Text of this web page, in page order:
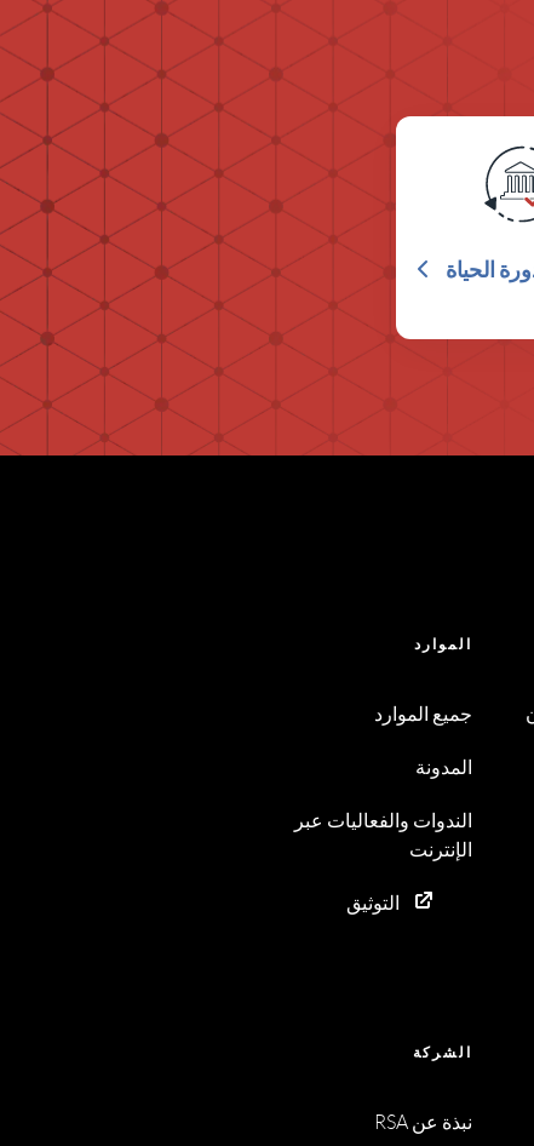
الحياة
الموارد
جميع الموارد
المدونة
الندوات والفعاليات عبر
الإنترنت
التوثيق
الشركة
نبذة عن RSA